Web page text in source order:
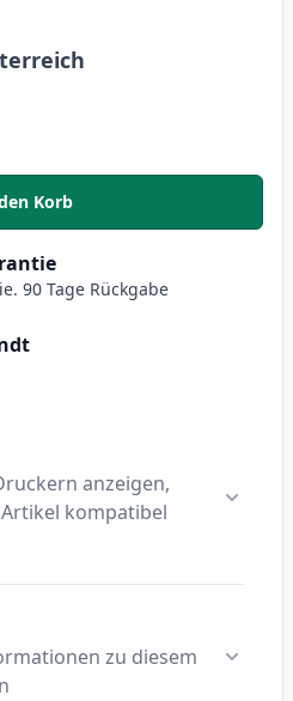
anzeigen,
kompatibel
zu diesem
um anzupassen
Korb
, 4 stück Canon CLI-8
90 Tage Rückgabe